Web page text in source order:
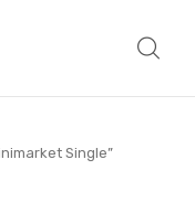
Single”